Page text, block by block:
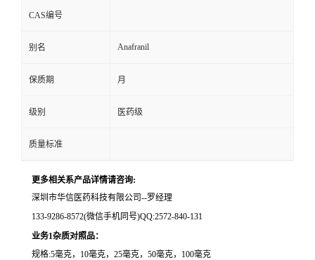
CAS编号
别名 Anafranil
保质期 月
级别 医药级
质量标准
更多相关系产品详情请咨询:
深圳市华信医药科技有限公司--罗经理
133-9286-8572(微信手机同号)QQ:2572-840-131
业务1杂质对照品：
规格:5毫克，10毫克，25毫克，50毫克，100毫克